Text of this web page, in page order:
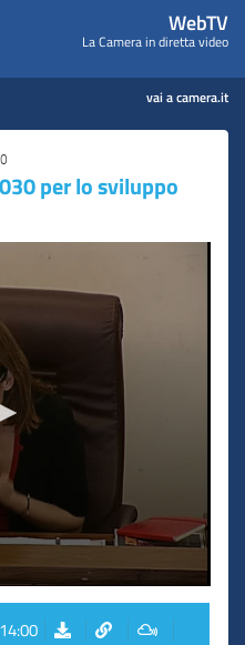
WebTV
La Camera in diretta video
vai a camera.it
per lo sviluppo
14:00